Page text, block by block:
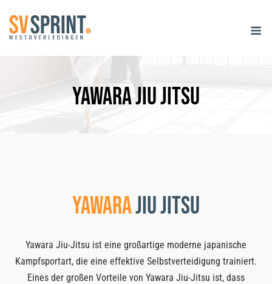
content
Yawara Jiu Jitsu
YawaraJiu Jitsu
Yawara Jiu-Jitsu ist eine großartige moderne japanische
Kampfsportart, die eine effektive Selbstverteidigung trainiert.
Eines der großen Vorteile von Yawara Jiu-Jitsu ist, dass